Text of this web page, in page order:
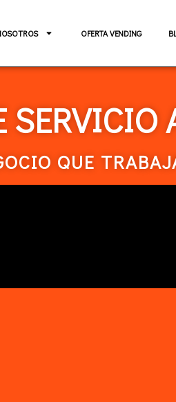
OFERTA VENDING
QUE